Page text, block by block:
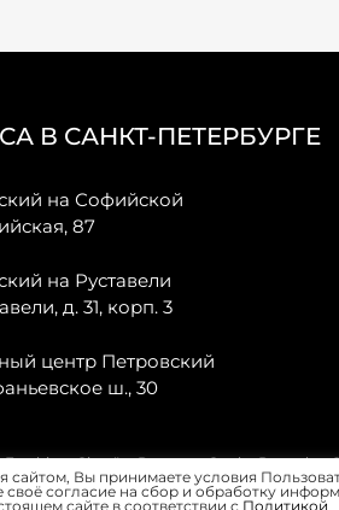
В САНКТ-ПЕТЕРБУРГЕ
на Софийской
87
на Руставели
д. 31, корп. 3
центр Петровский
ш., 30
Citroёn, Peugeot, Opel и Renault в
сайтом, Вы принимаете условия
согласие на сбор и обработку
сайте в соответствии с Политикой